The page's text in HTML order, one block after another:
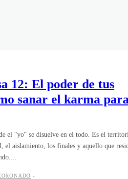
12: El poder de tus
sanar el karma
el "yo" se disuelve en el todo. Es el
el aislamiento, los finales y aquello que
-